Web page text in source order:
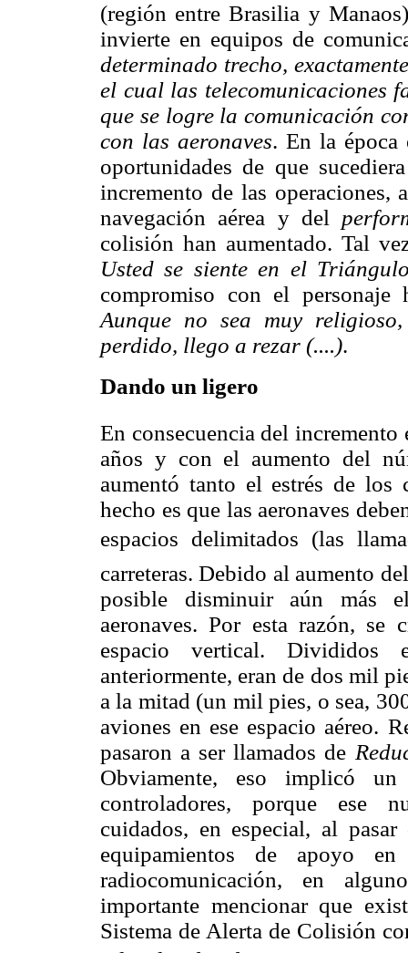
(región entre Brasilia y
invierte en equipos de
determinado trecho,
el cual las telecomunicaciones
que se logre la comunicación
con las aeronaves. En la época
oportunidades de que
incremento de las operaciones,
navegación aérea y del
colisión han aumentado. Tal
Usted se siente en el
compromiso con el personaje
Aunque no sea muy
perdido, llego a rezar (....).
Dando un ligero
En consecuencia del
años y con el aumento del
aumentó tanto el estrés de
hecho es que las aeronaves
espacios delimitados (las
carreteras. Debido al aumento
posible disminuir aún más
aeronaves. Por esta razón,
espacio vertical. Divididos
anteriormente, eran de dos mil
a la mitad (un mil pies, o sea,
aviones en ese espacio aéreo.
pasaron a ser llamados de
Obviamente, eso implicó
controladores, porque ese
cuidados, en especial, al
equipamientos de apoyo
radiocomunicación, en
importante mencionar que
Sistema de Alerta de Colisión